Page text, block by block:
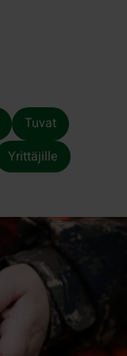
Tuvat
Yrittäjille